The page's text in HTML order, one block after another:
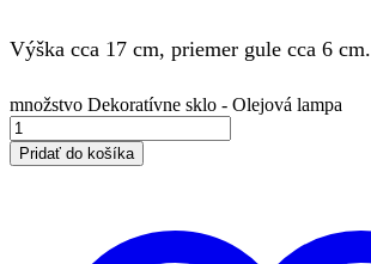
Výška cca 17 cm, priemer gule cca 6 cm.
množstvo Dekoratívne sklo - Olejová lampa
Pridať do košíka